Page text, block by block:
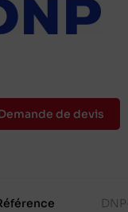
de devis